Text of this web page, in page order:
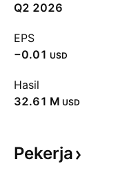
Q2 2026
EPS
−0.01 USD
Hasil
‪32.61 M‬ USD
Pekerja